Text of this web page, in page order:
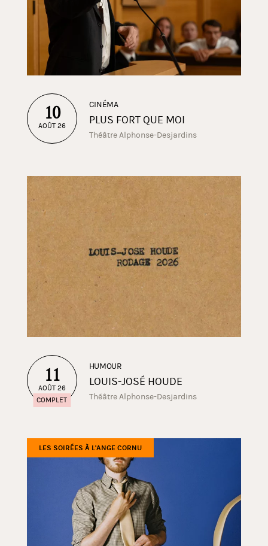
10
AOÛT 26
CINÉMA
PLUS FORT QUE MOI
Théâtre Alphonse-Desjardins
11
AOÛT 26
COMPLET
HUMOUR
LOUIS-JOSÉ HOUDE
Théâtre Alphonse-Desjardins
LES SOIRÉES À L'ANGE CORNU